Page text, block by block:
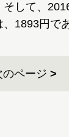
そして、
、1893円で
のページ